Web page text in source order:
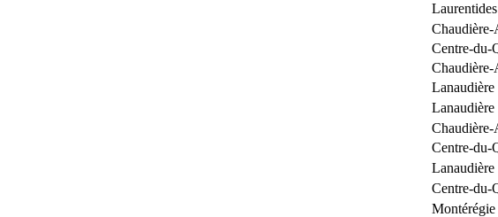
Laurentides
Chaudière-
Centre-du-
Chaudière-
Lanaudière
Lanaudière
Chaudière-
Centre-du-
Lanaudière
Centre-du-
Montérégie